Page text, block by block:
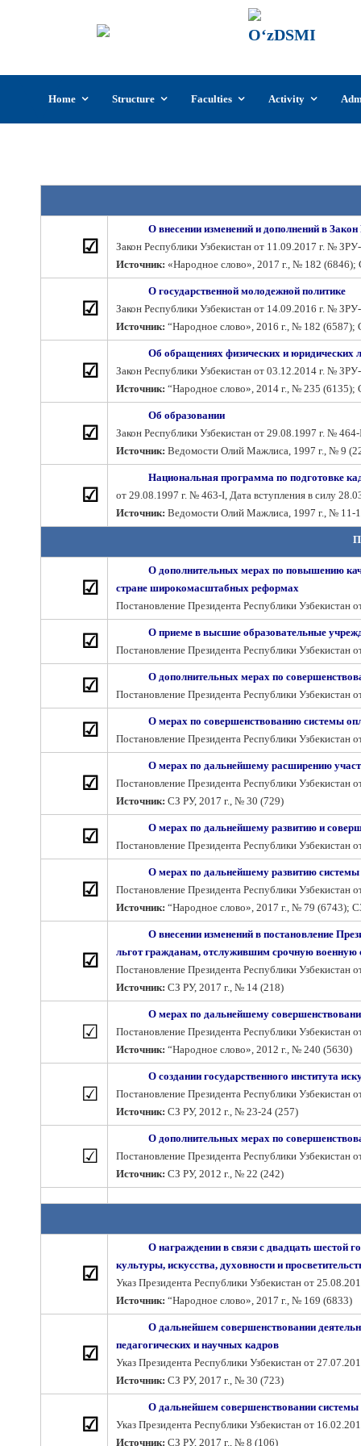
content
Home Structure Faculties Activity
☑
О внесении изменений и дополнений в
Закон Республики Узбекистан от 11.09.2017 г. №
Источник: «Народное слово», 2017 г., № 182
☑
О государственной молодежной политике
Закон Республики Узбекистан от 14.09.2016 г. №
Источник: “Народное слово», 2016 г., № 182
☑
Об обращениях физических и юридических
Закон Республики Узбекистан от 03.12.2014 г. №
Источник: “Народное слово», 2014 г., № 235
☑
Об образовании
Закон Республики Узбекистан от 29.08.1997 г. №
Источник: Ведомости Олий Мажлиса, 1997 г., № 9
☑
Национальная программа по подготовке
от 29.08.1997 г. № 463-I, Дата вступления в силу
Источник: Ведомости Олий Мажлиса, 1997 г., № 11-
☑
О дополнительных мерах по повышению
стране широкомасштабных реформах
Постановление Президента Республики
☑
О приеме в высшие образовательные
Постановление Президента Республики
☑
О дополнительных мерах по
Постановление Президента Республики
☑
О мерах по совершенствованию системы
Постановление Президента Республики
☑
О мерах по дальнейшему расширению
Постановление Президента Республики
Источник: СЗ РУ, 2017 г., № 30 (729)
☑
О мерах по дальнейшему развитию и
Постановление Президента Республики
☑
О мерах по дальнейшему развитию
Постановление Президента Республики
Источник: “Народное слово», 2017 г., № 79 (6743);
☑
О внесении изменений в постановление
льгот гражданам, отслужившим срочную
Постановление Президента Республики
Источник: СЗ РУ, 2017 г., № 14 (218)
☑
О мерах по дальнейшему
Постановление Президента Республики
Источник: “Народное слово», 2012 г., № 240 (5630)
☑
О создании государственного института
Постановление Президента Республики
Источник: СЗ РУ, 2012 г., № 23-24 (257)
☑
О дополнительных мерах по
Постановление Президента Республики
Источник: СЗ РУ, 2012 г., № 22 (242)
☑
О награждении в связи с двадцать шестой
культуры, искусства, духовности и
Указ Президента Республики Узбекистан от
Источник: “Народное слово», 2017 г., № 169 (6833)
☑
О дальнейшем совершенствовании
педагогических и научных кадров
Указ Президента Республики Узбекистан от
Источник: СЗ РУ, 2017 г., № 30 (723)
☑
О дальнейшем совершенствовании системы
Указ Президента Республики Узбекистан от
Источник: СЗ РУ, 2017 г., № 8 (106)